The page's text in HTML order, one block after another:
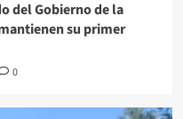
del Gobierno de la
su primer
0